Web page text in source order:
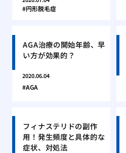
円形脱毛症
AGA治療の開始年齢、早
い方が効果的？
2020.06.04
AGA
フィナステリドの副作
用！発生頻度と具体的な
症状、対処法